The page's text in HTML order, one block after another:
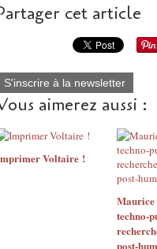
cet article
S'inscrire à la newsletter
aimerez aussi :
Voltaire !
Maurice
techno-
post-